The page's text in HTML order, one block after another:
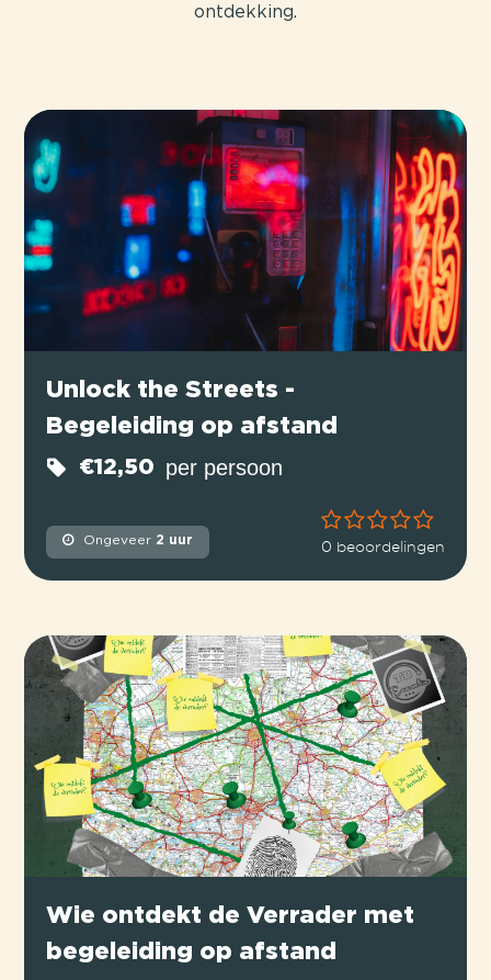
ontdekking.
Unlock the Streets -
Begeleiding op afstand
€12,50 per persoon
Ongeveer 2 uur 0 beoordelingen
Wie ontdekt de Verrader met
begeleiding op afstand